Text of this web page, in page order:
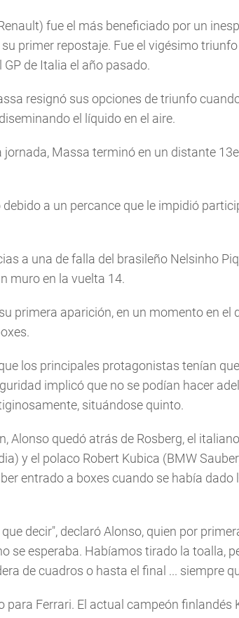
fue el más beneficiado por un
primer repostaje. Fue el vigésimo
de Italia el año pasado.
resignó sus opciones de triunfo
el líquido en el aire.
Massa terminó en un distante
a un percance que le impidió
a una de falla del brasileño Nelsinho
muro en la vuelta 14.
primera aparición, en un momento en el
los principales protagonistas tenían
implicó que no se podían hacer
situándose quinto.
Alonso quedó atrás de Rosberg, el
y el polaco Robert Kubica (BMW
entrado a boxes cuando se había dado
decir", declaró Alonso, quien por
se esperaba. Habíamos tirado la toalla,
de cuadros o hasta el final ... siempre
Ferrari. El actual campeón finlandés